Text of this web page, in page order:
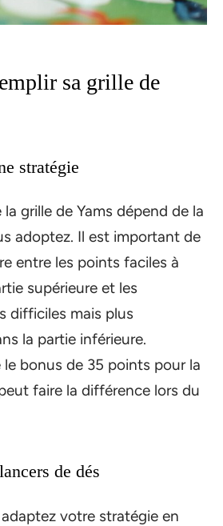
sa grille de
stratégie
grille de Yams dépend de la
adoptez. Il est important de
entre les points faciles à
supérieure et les
difficiles mais plus
la partie inférieure.
le bonus de 35 points pour la
faire la différence lors du
de dés
votre stratégie en